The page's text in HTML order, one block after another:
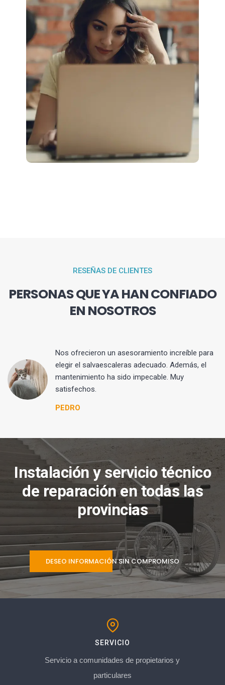
RESEÑAS DE CLIENTES
PERSONAS QUE YA HAN CONFIADO
EN NOSOTROS
Nos ofrecieron un asesoramiento increíble para
elegir el salvaescaleras adecuado. Además, el
mantenimiento ha sido impecable. Muy
satisfechos.
PEDRO
Instalación y servicio técnico
de reparación en todas las
provincias
DESEO INFORMACIÓN SIN COMPROMISO
SERVICIO
Servicio a comunidades de propietarios y
particulares